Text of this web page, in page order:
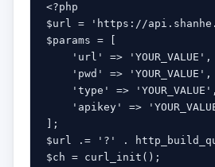
<?php
$url = 'https://
$params = [
    'url' => 'YOUR_VALUE',
    'pwd' => 'YOUR_VALUE',
    'type' => 'YOUR_VALUE',
'apikey' =>
];
$url .= '?' .
$ch = curl_init();